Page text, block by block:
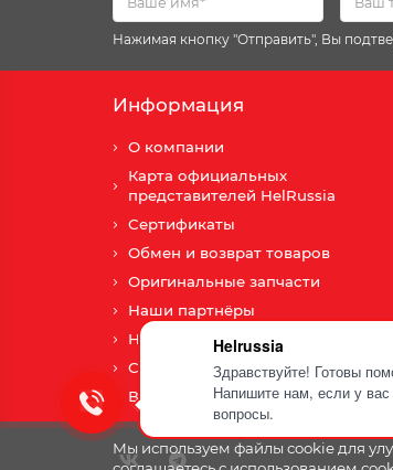
Helrussia
Здравствуйте! Готовы
Напишите нам, если у вас
вопросы.
Мы используем файлы cookie для
Нажимая кнопку "Отправить", Вы
Информация
О компании
Карта официальных
представителей HelRussia
Сертификаты
Обмен и возврат товаров
Оригинальные запчасти
Наши партнёры
Новости
Сотрудничество
Вопросы и ответы